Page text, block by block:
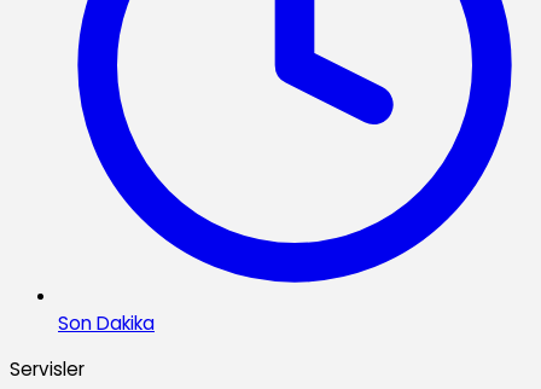
Son Dakika
Servisler